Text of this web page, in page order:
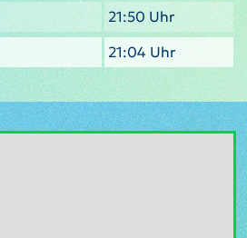
21:50 Uhr
21:04 Uhr